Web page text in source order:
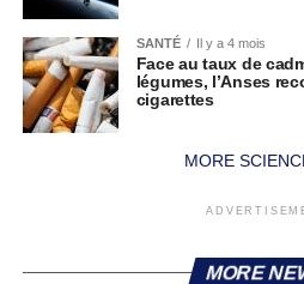
SANTÉ Il y a 4 mois
Face au taux de
légumes, l’Anses
cigarettes
MORE
MORE